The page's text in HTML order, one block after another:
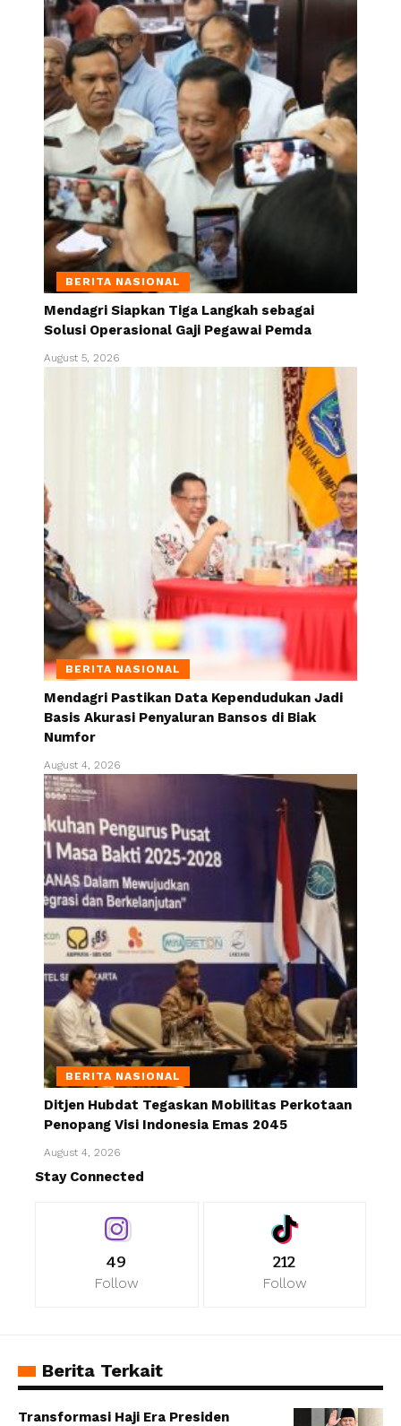
BERITA NASIONAL
Mendagri Siapkan Tiga Langkah sebagai
Solusi Operasional Gaji Pegawai Pemda
August 5, 2026
BERITA NASIONAL
Mendagri Pastikan Data Kependudukan Jadi
Basis Akurasi Penyaluran Bansos di Biak
Numfor
August 4, 2026
BERITA NASIONAL
Ditjen Hubdat Tegaskan Mobilitas Perkotaan
Penopang Visi Indonesia Emas 2045
August 4, 2026
Stay Connected
49
Follow
212
Follow
Berita Terkait
Transformasi Haji Era Presiden